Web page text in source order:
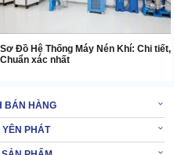
Sơ Đồ Hệ Thống Máy Nén Khí: Chi tiết,
Chuẩn xác nhất
BÁN HÀNG
YÊN PHÁT